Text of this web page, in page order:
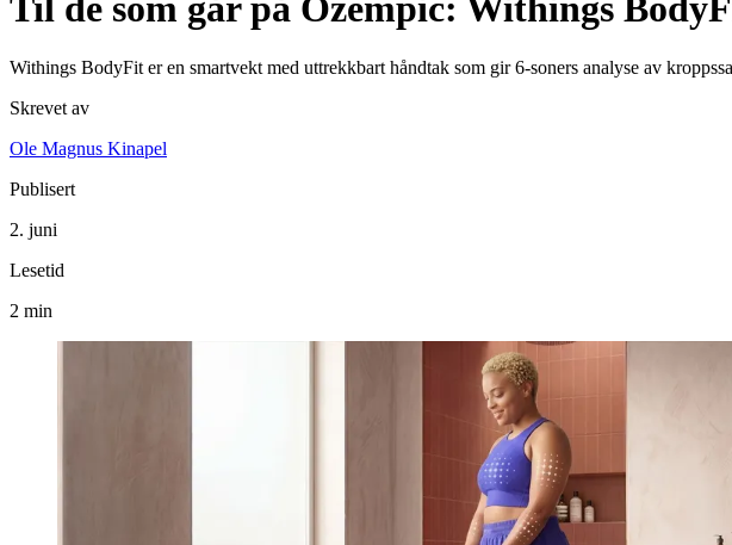
Til de som går på Ozempic: Withings
Withings BodyFit er en smartvekt med uttrekkbart håndtak som gir 6-soners analyse av
Skrevet av
Ole Magnus Kinapel
Publisert
2. juni
Lesetid
2 min